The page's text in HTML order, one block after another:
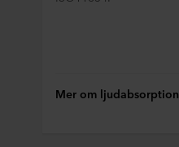
Mer om ljudabsorption